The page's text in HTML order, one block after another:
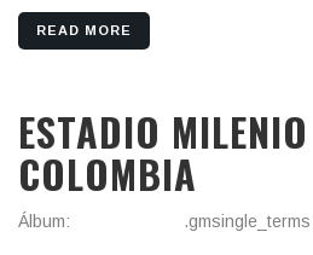
READ MORE
ESTADIO
COLOMBIA
Álbum: